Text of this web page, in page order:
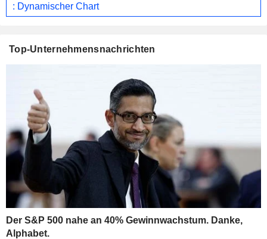
: Dynamischer Chart
Top-Unternehmensnachrichten
Der S&P 500 nahe an 40% Gewinnwachstum. Danke,
Alphabet.